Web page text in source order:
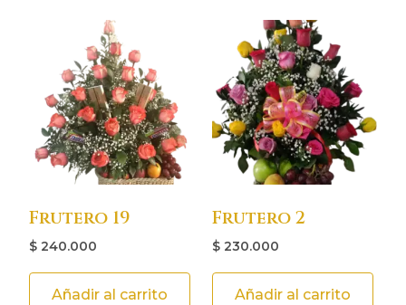
Frutero 19
$ 240.000
Añadir al carrito
Frutero 2
$ 230.000
Añadir al carrito